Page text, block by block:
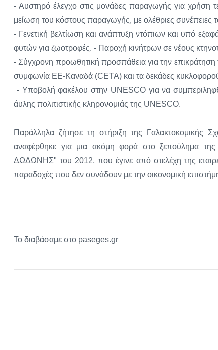
- Αυστηρό έλεγχο στις μονάδες παραγωγής για χρήση
μείωση του κόστους παραγωγής, με ολέθριες συνέπειες
- Γενετική βελτίωση και ανάπτυξη ντόπιων και υπό
φυτών για ζωοτροφές. - Παροχή κινήτρων σε νέους
- Σύγχρονη προωθητική προσπάθεια για την
συμφωνία ΕΕ-Καναδά (CETA) και τα δεκάδες
- Υποβολή φακέλου στην UNESCO για να
άυλης πολιτιστικής κληρονομιάς της UNESCO.
Παράλληλα ζήτησε τη στήριξη της Γαλακτοκομικής
αναφέρθηκε για μια ακόμη φορά στο ξεπούλημα
ΔΩΔΩΝΗΣ" του 2012, που έγινε από στελέχη της
παραδοχές που δεν συνάδουν με την οικονομική
Το διαβάσαμε στο paseges.gr